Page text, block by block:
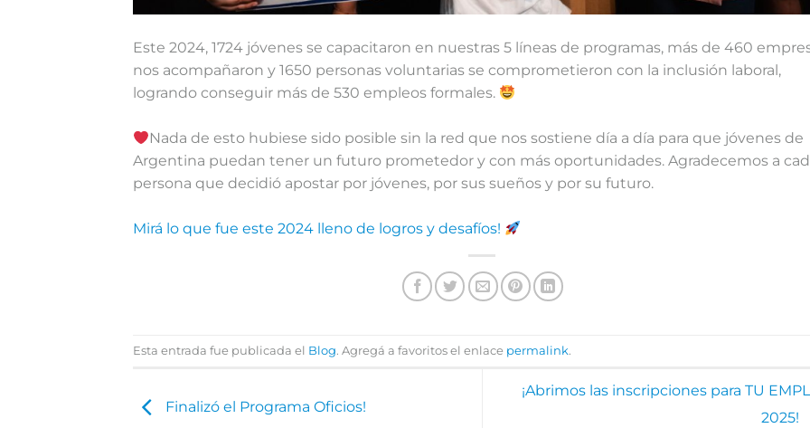
Este 2024, 1724 jóvenes se capacitaron en nuestras 5 líneas de programas, más de 460
nos acompañaron y 1650 personas voluntarias se comprometieron con la inclusión laboral,
logrando conseguir más de 530 empleos formales.
Nada de esto hubiese sido posible sin la red que nos sostiene día a día para que jóvenes de
Argentina puedan tener un futuro prometedor y con más oportunidades. Agradecemos a
persona que decidió apostar por jóvenes, por sus sueños y por su futuro.
Mirá lo que fue este 2024 lleno de logros y desafíos!
Esta entrada fue publicada el Blog. Agregá a favoritos el enlace permalink.
Finalizó el Programa Oficios!
¡Abrimos las inscripciones para TU
2025!